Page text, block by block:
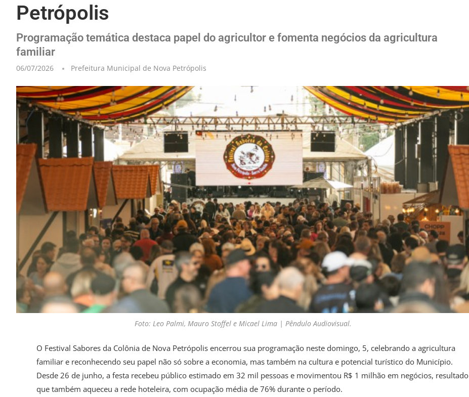
Petrópolis
Programação temática destaca papel do agricultor e fomenta negócios da agricultura
familiar
06/07/2026 Prefeitura Municipal de Nova Petrópolis
Foto: Leo Palmi, Mauro Stoffel e Micael Lima | Pêndulo Audiovisual.
O Festival Sabores da Colônia de Nova Petrópolis encerrou sua programação neste domingo, 5, celebrando a agricultura
familiar e reconhecendo seu papel não só sobre a economia, mas também na cultura e potencial turístico do Município.
Desde 26 de junho, a festa recebeu público estimado em 32 mil pessoas e movimentou R$ 1 milhão em negócios, resultado
que também aqueceu a rede hoteleira, com ocupação média de 76% durante o período.